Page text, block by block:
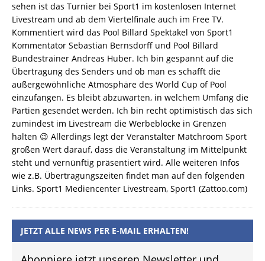
sehen ist das Turnier bei Sport1 im kostenlosen Internet
Livestream und ab dem Viertelfinale auch im Free TV.
Kommentiert wird das Pool Billard Spektakel von Sport1
Kommentator Sebastian Bernsdorff und Pool Billard
Bundestrainer Andreas Huber. Ich bin gespannt auf die
Übertragung des Senders und ob man es schafft die
außergewöhnliche Atmosphäre des World Cup of Pool
einzufangen. Es bleibt abzuwarten, in welchem Umfang die
Partien gesendet werden. Ich bin recht optimistisch das sich
zumindest im Livestream die Werbeblöcke in Grenzen
halten 😉 Allerdings legt der Veranstalter Matchroom Sport
großen Wert darauf, dass die Veranstaltung im Mittelpunkt
steht und vernünftig präsentiert wird. Alle weiteren Infos
wie z.B. Übertragungszeiten findet man auf den folgenden
Links. Sport1 Mediencenter Livestream, Sport1 (Zattoo.com)
JETZT ALLE NEWS PER E-MAIL ERHALTEN!